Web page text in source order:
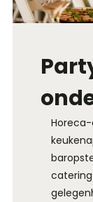
Horeca-